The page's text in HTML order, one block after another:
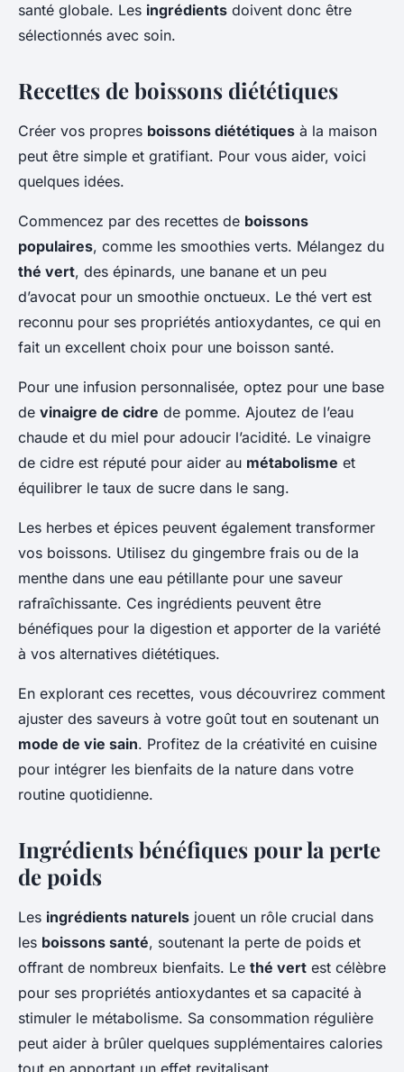
santé globale. Les ingrédients doivent donc être
sélectionnés avec soin.
Recettes de boissons diététiques
Créer vos propres boissons diététiques à la maison
peut être simple et gratifiant. Pour vous aider, voici
quelques idées.
Commencez par des recettes de boissons
populaires, comme les smoothies verts. Mélangez du
thé vert, des épinards, une banane et un peu
d’avocat pour un smoothie onctueux. Le thé vert est
reconnu pour ses propriétés antioxydantes, ce qui en
fait un excellent choix pour une boisson santé.
Pour une infusion personnalisée, optez pour une base
de vinaigre de cidre de pomme. Ajoutez de l’eau
chaude et du miel pour adoucir l’acidité. Le vinaigre
de cidre est réputé pour aider au métabolisme et
équilibrer le taux de sucre dans le sang.
Les herbes et épices peuvent également transformer
vos boissons. Utilisez du gingembre frais ou de la
menthe dans une eau pétillante pour une saveur
rafraîchissante. Ces ingrédients peuvent être
bénéfiques pour la digestion et apporter de la variété
à vos alternatives diététiques.
En explorant ces recettes, vous découvrirez comment
ajuster des saveurs à votre goût tout en soutenant un
mode de vie sain. Profitez de la créativité en cuisine
pour intégrer les bienfaits de la nature dans votre
routine quotidienne.
Ingrédients bénéfiques pour la perte
de poids
Les ingrédients naturels jouent un rôle crucial dans
les boissons santé, soutenant la perte de poids et
offrant de nombreux bienfaits. Le thé vert est célèbre
pour ses propriétés antioxydantes et sa capacité à
stimuler le métabolisme. Sa consommation régulière
peut aider à brûler quelques supplémentaires calories